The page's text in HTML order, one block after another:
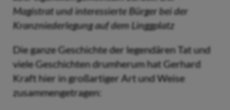
Magistrat und interessierte Bürger bei der
Kranzniederlegung auf dem Linggplatz
Die ganze Geschichte der legendären Tat und
viele Geschichten drumherum hat Gerhard
Kraft hier in großartiger Art und Weise
zusammengetragen: